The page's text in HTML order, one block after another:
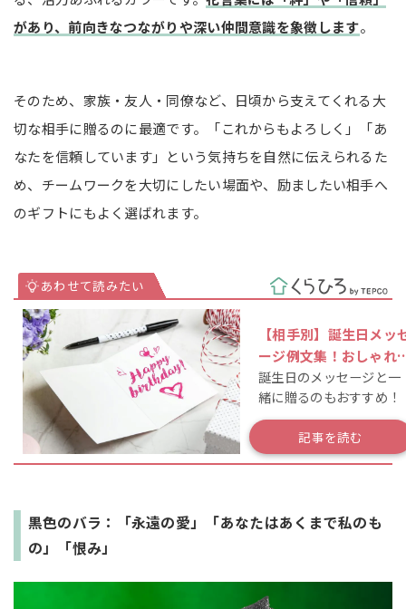
があり、前向きなつながりや深い仲間意識を象徴します。
そのため、家族・友人・同僚など、日頃から支えてくれる大
切な相手に贈るのに最適です。「これからもよろしく」「あ
なたを信頼しています」という気持ちを自然に伝えられるた
め、チームワークを大切にしたい場面や、励ましたい相手へ
のギフトにもよく選ばれます。
【相手別】誕生日メッ
ージ例文集！おしゃれ
心に響く一言の書き方
誕生日のメッセージと一
緒に贈るのもおすすめ！
記事を読む
黒色のバラ：「永遠の愛」「あなたはあくまで私のも
の」「恨み」